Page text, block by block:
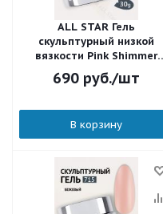
ALL STAR Гель
скульптурный низкой
вязкости Pink Shimmer
Пастельный розовый 719
30 мл.
690руб./шт
В корзину